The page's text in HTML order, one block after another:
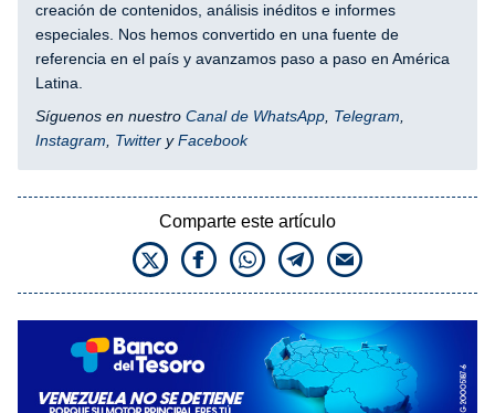
creación de contenidos, análisis inéditos e informes
especiales. Nos hemos convertido en una fuente de
referencia en el país y avanzamos paso a paso en América
Latina.
Síguenos en nuestro Canal de WhatsApp, Telegram,
Instagram, Twitter yFacebook
Comparte este artículo